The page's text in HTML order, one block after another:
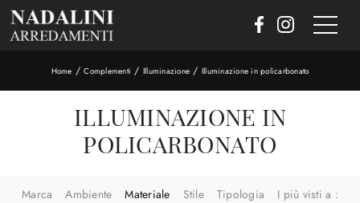
Home /Complementi / Illuminazione / Illuminazione in policarbonato
ILLUMINAZIONE IN
POLICARBONATO
Marca Ambiente Materiale Stile Tipologia I più visti a :